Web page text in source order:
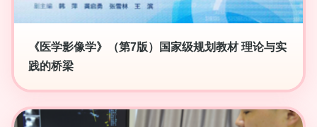
《医学影像学》（第7版）国家级规划教材 理论与实
践的桥梁